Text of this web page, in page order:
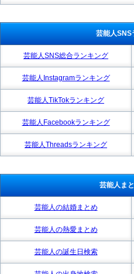
芸能人SNS
芸能人SNS総合ランキング
芸能人Instagramランキング
芸能人TikTokランキング
芸能人Facebookランキング
芸能人Threadsランキング
芸能人ま
芸能人の結婚まとめ
芸能人の熱愛まとめ
芸能人の誕生日検索